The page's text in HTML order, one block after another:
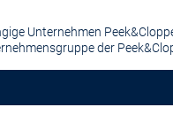
Unternehmen
der